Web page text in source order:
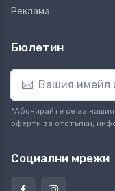
Реклама
Бюлетин
*Абонирайте се за
оферти за отстъпки,
Социални мрежи